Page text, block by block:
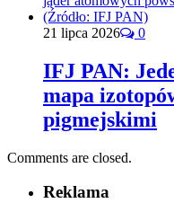
21 lipca 2026 0
IFJ PAN:
mapa
pigmejskimi
Comments are closed.
Reklama